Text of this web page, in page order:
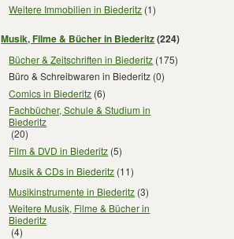
Weitere Immobilien in Biederitz (1)
Musik, Filme & Bücher in Biederitz(224)
Bücher & Zeitschriften in Biederitz (175)
Büro & Schreibwaren in Biederitz (0)
Comics in Biederitz (6)
Fachbücher, Schule & Studium in
Biederitz
(20)
Film & DVD in Biederitz (5)
Musik & CDs in Biederitz (11)
Musikinstrumente in Biederitz (3)
Weitere Musik, Filme & Bücher in
Biederitz
(4)